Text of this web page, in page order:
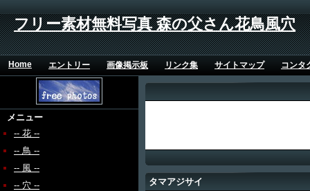
フリー素材無料写真 森の父さん花鳥風穴
Home エントリー 画像掲示板 リンク集 サイトマップ コンタ
メニュー
-- 花 --
-- 鳥 --
-- 風 --
-- 穴 --
タマアジサイ